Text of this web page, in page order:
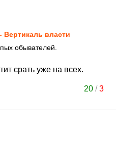
Вертикаль власти
обывателей.
срать уже на всех.
20 /3